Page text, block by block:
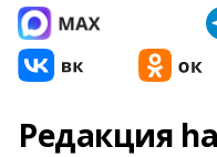
Редакция